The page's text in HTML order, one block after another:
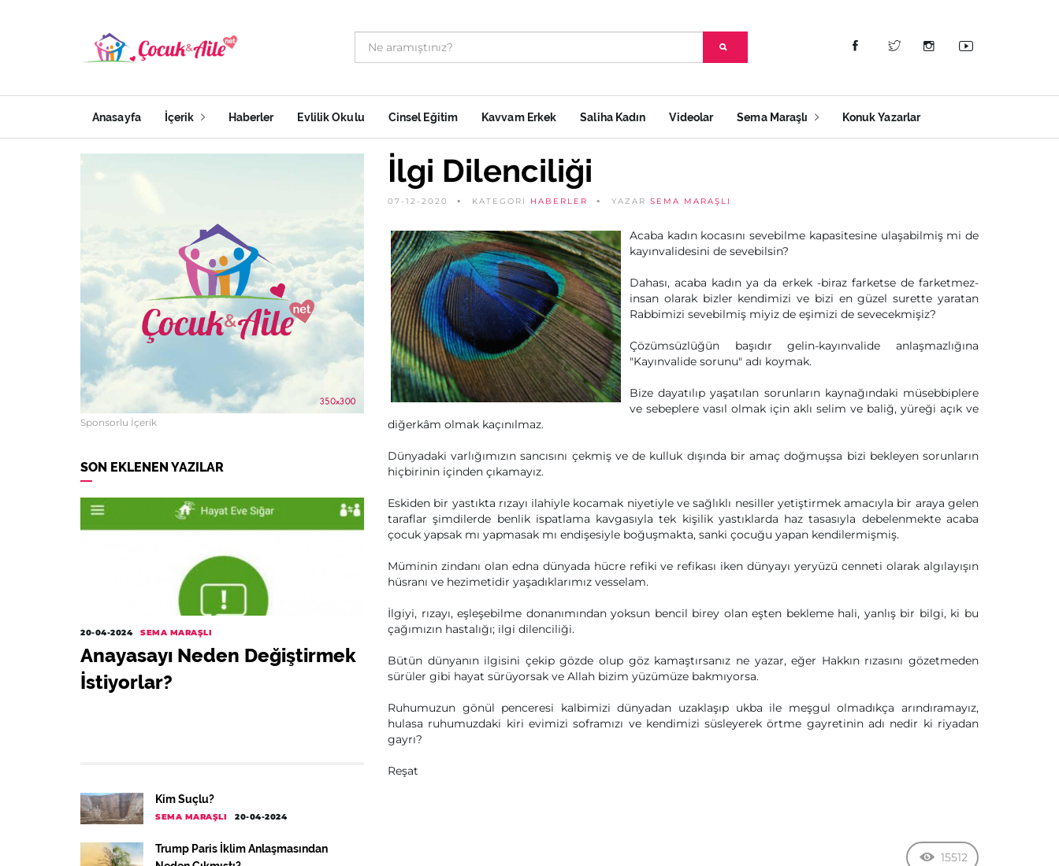
Anasayfa İçerik Haberler Evlilik Okulu Cinsel Eğitim Kavvam Erkek Saliha Kadın Videolar Sema Maraşlı Konuk Yazarlar
Sponsorlu İçerik
SON EKLENEN YAZILAR
20-04-2024 SEMA MARAŞLI
Anayasayı Neden Değiştirmek
İstiyorlar?
Kim Suçlu?
SEMA MARAŞLI 20-04-2024
Trump Paris İklim Anlaşmasından
İlgi Dilenciliği
07-12-2020 KATEGORİ HABERLER YAZAR SEMA MARAŞLI
Acaba kadın kocasını sevebilme kapasitesine ulaşabilmiş mi de
kayınvalidesini de sevebilsin?
Dahası, acaba kadın ya da erkek -biraz farketse de farketmez-
insan olarak bizler kendimizi ve bizi en güzel surette yaratan
Rabbimizi sevebilmiş miyiz de eşimizi de sevecekmişiz?
Çözümsüzlüğün başıdır gelin-kayınvalide anlaşmazlığına
"Kayınvalide sorunu" adı koymak.
Bize dayatılıp yaşatılan sorunların kaynağındaki müsebbiplere
ve sebeplere vasıl olmak için aklı selim ve baliğ, yüreği açık ve
diğerkâm olmak kaçınılmaz.
Dünyadaki varlığımızın sancısını çekmiş ve de kulluk dışında bir amaç doğmuşsa bizi bekleyen sorunların
hiçbirinin içinden çıkamayız.
Eskiden bir yastıkta rızayı ilahiyle kocamak niyetiyle ve sağlıklı nesiller yetiştirmek amacıyla bir araya gelen
taraflar şimdilerde benlik ispatlama kavgasıyla tek kişilik yastıklarda haz tasasıyla debelenmekte acaba
çocuk yapsak mı yapmasak mı endişesiyle boğuşmakta, sanki çocuğu yapan kendilermişmiş.
Müminin zindanı olan edna dünyada hücre refiki ve refikası iken dünyayı yeryüzü cenneti olarak algılayışın
hüsranı ve hezimetidir yaşadıklarımız vesselam.
İlgiyi, rızayı, eşleşebilme donanımından yoksun bencil birey olan eşten bekleme hali, yanlış bir bilgi, ki bu
çağımızın hastalığı; ilgi dilenciliği.
Bütün dünyanın ilgisini çekip gözde olup göz kamaştırsanız ne yazar, eğer Hakkın rızasını gözetmeden
sürüler gibi hayat sürüyorsak ve Allah bizim yüzümüze bakmıyorsa.
Ruhumuzun gönül penceresi kalbimizi dünyadan uzaklaşıp ukba ile meşgul olmadıkça arındıramayız,
hulasa ruhumuzdaki kiri evimizi soframızı ve kendimizi süsleyerek örtme gayretinin adı nedir ki riyadan
gayrı?
Reşat
15512